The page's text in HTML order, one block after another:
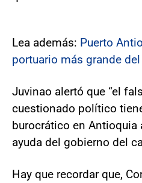
Lea además: Puerto
portuario más grande
Juvinao alertó que “el
cuestionado político
burocrático en Antioquia
ayuda del gobierno del
Hay que recordar que,